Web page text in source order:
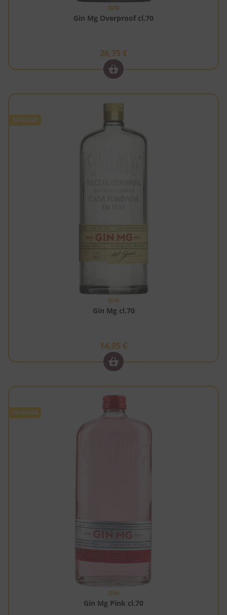
GIN
Gin Mg Overproof cl.70
26,75 €
SPAGNA
GIN
Gin Mg cl.70
14,05 €
SPAGNA
GIN
Gin Mg Pink cl.70